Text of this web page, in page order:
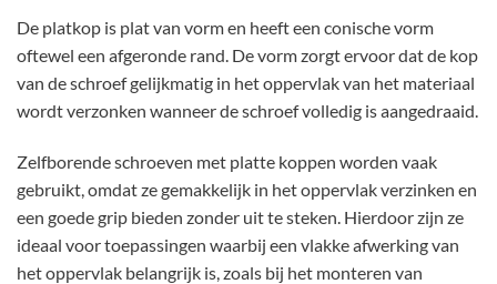
De platkop is plat van vorm en heeft een conische vorm
oftewel een afgeronde rand. De vorm zorgt ervoor dat de kop
van de schroef gelijkmatig in het oppervlak van het materiaal
wordt verzonken wanneer de schroef volledig is aangedraaid.
Zelfborende schroeven met platte koppen worden vaak
gebruikt, omdat ze gemakkelijk in het oppervlak verzinken en
een goede grip bieden zonder uit te steken. Hierdoor zijn ze
ideaal voor toepassingen waarbij een vlakke afwerking van
het oppervlak belangrijk is, zoals bij het monteren van